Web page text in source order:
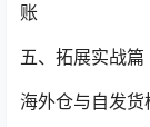
账
五、拓展实战篇
海外仓与自发货